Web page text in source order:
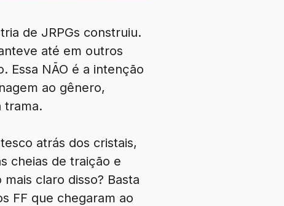
de JRPGs construiu.
até em outros
Essa NÃO é a intenção
ao gênero,
trama.
atrás dos cristais,
cheias de traição e
claro disso? Basta
FF que chegaram ao